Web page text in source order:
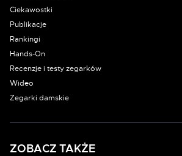
Ciekawostki
Publikacje
Rankingi
Hands-On
Recenzje i testy zegarków
Wideo
Zegarki damskie
ZOBACZ TAKŻE